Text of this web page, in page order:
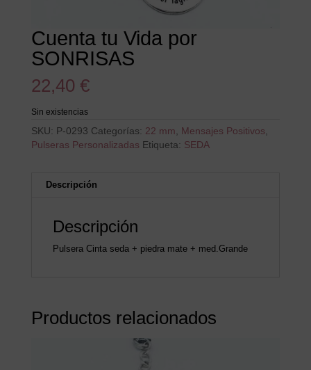
Cuenta tu Vida por
SONRISAS
22,40 €
Sin existencias
SKU: P-0293 Categorías: 22 mm, Mensajes Positivos,
Pulseras Personalizadas Etiqueta: SEDA
Descripción
Descripción
Pulsera Cinta seda + piedra mate + med.Grande
Productos relacionados